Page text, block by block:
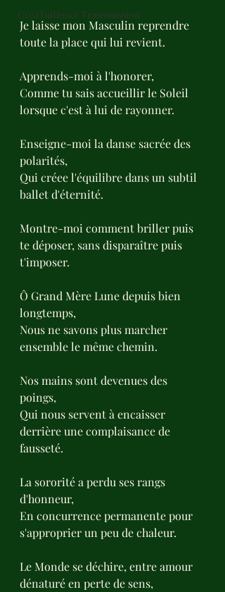
CréaTuition& Transmission
Je laisse mon Masculin reprendre
toute la place qui lui revient.
Apprends-moi à l'honorer,
Comme tu sais accueillir le Soleil
lorsque c'est à lui de rayonner.
Enseigne-moi la danse sacrée des
polarités,
Qui créee l'équilibre dans un subtil
ballet d'éternité.
Montre-moi comment briller puis
te déposer, sans disparaître puis
t'imposer.
Ô Grand Mère Lune depuis bien
longtemps,
Nous ne savons plus marcher
ensemble le même chemin.
Nos mains sont devenues des
poings,
Qui nous servent à encaisser
derrière une complaisance de
fausseté.
La sororité a perdu ses rangs
d'honneur,
En concurrence permanente pour
s'approprier un peu de chaleur.
Le Monde se déchire, entre amour
dénaturé en perte de sens,